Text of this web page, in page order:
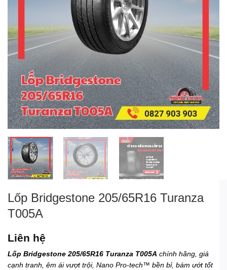
Lốp Bridgestone 205/65R16 Turanza
T005A
Liên hệ
Lốp Bridgestone 205/65R16 Turanza T005A chính hãng, giá
cạnh tranh, êm ái vượt trội, Nano Pro-tech™ bền bỉ, bám ướt tốt